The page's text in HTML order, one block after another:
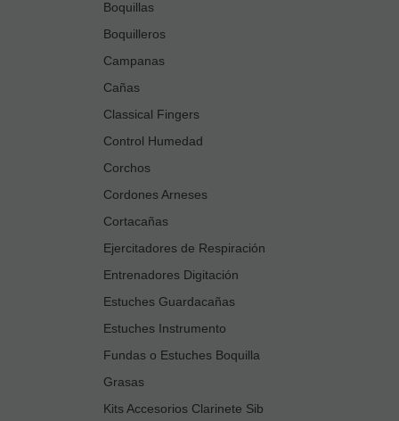
Boquillas
Boquilleros
Campanas
Cañas
Classical Fingers
Control Humedad
Corchos
Cordones Arneses
Cortacañas
Ejercitadores de Respiración
Entrenadores Digitación
Estuches Guardacañas
Estuches Instrumento
Fundas o Estuches Boquilla
Grasas
Kits Accesorios Clarinete Sib